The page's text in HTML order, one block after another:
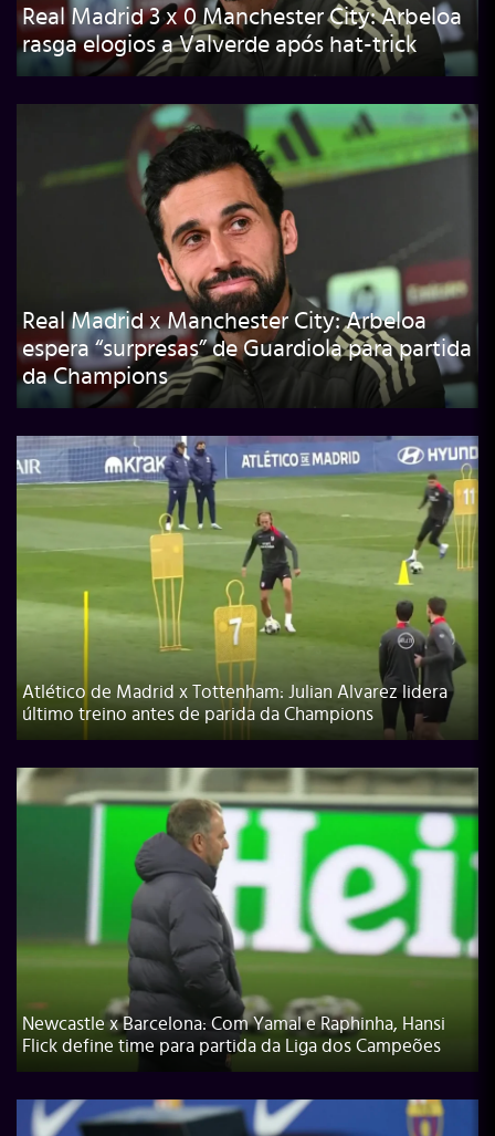
Real Madrid 3 x 0 Manchester City: Arbeloa
rasga elogios a Valverde após hat-trick
Real Madrid x Manchester City: Arbeloa
espera “surpresas” de Guardiola para partida
da Champions
Atlético de Madrid x Tottenham: Julian Alvarez lidera
último treino antes de parida da Champions
Newcastle x Barcelona: Com Yamal e Raphinha, Hansi
Flick define time para partida da Liga dos Campeões